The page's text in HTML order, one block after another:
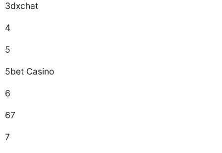
3dxchat
4
5
5bet Casino
6
67
7